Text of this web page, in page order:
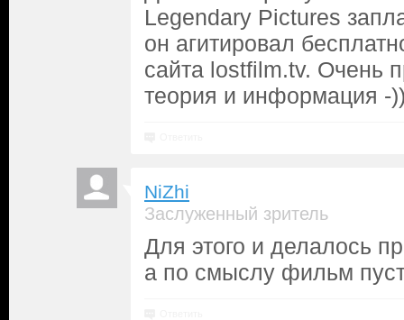
Legendary Pictures
он агитировал
сайта lostfilm.tv. Очень
теория и информация -
NiZhi
Заслуженный зритель
Для этого и делалось
а по смыслу фильм